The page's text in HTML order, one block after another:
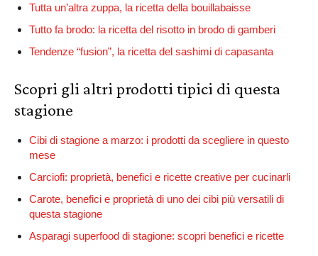
Tutta un’altra zuppa, la ricetta della bouillabaisse
Tutto fa brodo: la ricetta del risotto in brodo di gamberi
Tendenze “fusion”, la ricetta del sashimi di capasanta
Scopri gli altri prodotti tipici di questa
stagione
Cibi di stagione a marzo: i prodotti da scegliere in questo
mese
Carciofi: proprietà, benefici e ricette creative per cucinarli
Carote, benefici e proprietà di uno dei cibi più versatili di
questa stagione
Asparagi superfood di stagione: scopri benefici e ricette